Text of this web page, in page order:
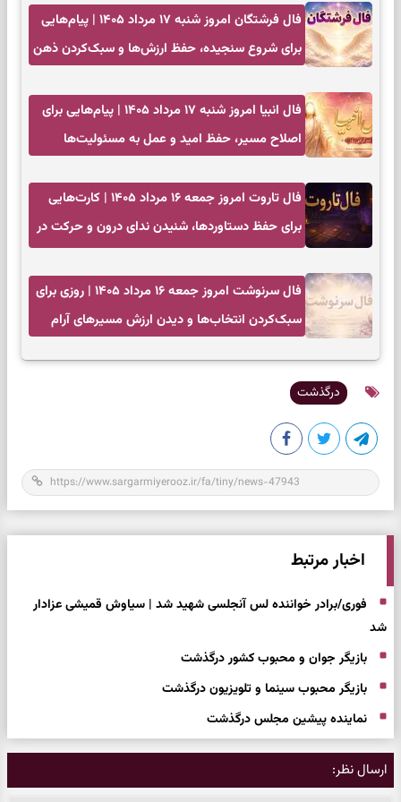
فال فرشتگان امروز شنبه ۱۷ مرداد ۱۴۰۵ | پیام‌هایی
برای شروع سنجیده، حفظ ارزش‌ها و سبک‌کردن ذهن
فال انبیا امروز شنبه ۱۷ مرداد ۱۴۰۵ | پیام‌هایی برای
اصلاح مسیر، حفظ امید و عمل به مسئولیت‌ها
فال تاروت امروز جمعه ۱۶ مرداد ۱۴۰۵ | کارت‌هایی
برای حفظ دستاوردها، شنیدن ندای درون و حرکت در
فال سرنوشت امروز جمعه ۱۶ مرداد ۱۴۰۵ | روزی برای
سبک‌کردن انتخاب‌ها و دیدن ارزش مسیرهای آرام
درگذشت
اخبار مرتبط
فوری/برادر خواننده لس آنجلسی شهید شد | سیاوش قمیشی عزادار
شد
بازیگر جوان و محبوب کشور درگذشت
بازیگر محبوب سینما و تلویزیون درگذشت
نماینده پیشین مجلس درگذشت
ارسال نظر: